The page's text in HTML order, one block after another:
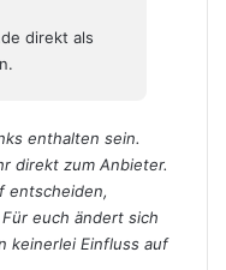
direkt als
enthalten sein.
direkt zum Anbieter.
entscheiden,
euch ändert sich
keinerlei Einfluss auf